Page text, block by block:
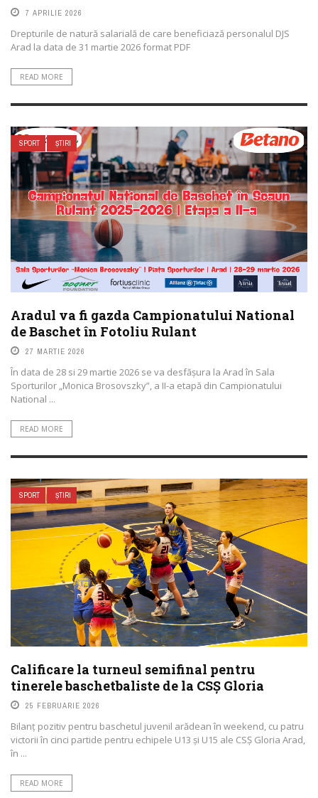
7 APRILIE 2026
Drepturile de natură salarială de care beneficiază personalul DJS
Arad la data de 31 martie 2026 format PDF
READ MORE
SPORT ȘTIRI
Aradul va fi gazda Campionatului National
de Baschet în Fotoliu Rulant
27 MARTIE 2026
În data de 28 si 29 martie 2026 se va desfăşura la Arad în Sala
Sporturilor „Monica Brosovszky”, a II-a etapă din Campionatului
National ...
READ MORE
SPORT ȘTIRI
Calificare la turneul semifinal pentru
tinerele baschetbaliste de la CSȘ Gloria
25 FEBRUARIE 2026
Bilanț pozitiv pentru baschetul juvenil arădean în weekend, cu patru
victorii în cinci partide pentru echipele U13 și U15 ale CSȘ Gloria Arad,
în ...
READ MORE